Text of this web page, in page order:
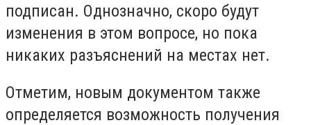
подписан. Однозначно, скоро будут
изменения в этом вопросе, но пока
никаких разъяснений на местах нет.
Отметим, новым документом также
определяется возможность получения